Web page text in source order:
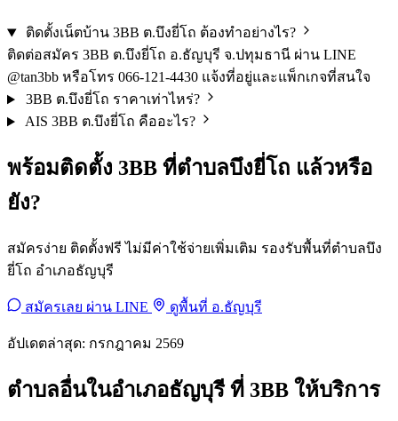
ติดตั้งเน็ตบ้าน 3BB ต.บึงยี่โถ ต้องทำอย่างไร?
ติดต่อสมัคร 3BB ต.บึงยี่โถ อ.ธัญบุรี จ.ปทุมธานี ผ่าน LINE
@tan3bb หรือโทร 066-121-4430 แจ้งที่อยู่และแพ็กเกจที่สนใจ
3BB ต.บึงยี่โถ ราคาเท่าไหร่?
AIS 3BB ต.บึงยี่โถ คืออะไร?
พร้อมติดตั้ง 3BB ที่ตำบลบึงยี่โถ แล้วหรือ
ยัง?
สมัครง่าย ติดตั้งฟรี ไม่มีค่าใช้จ่ายเพิ่มเติม รองรับพื้นที่ตำบลบึง
ยี่โถ อำเภอธัญบุรี
สมัครเลย ผ่าน LINE ดูพื้นที่ อ.ธัญบุรี
อัปเดตล่าสุด: กรกฎาคม 2569
ตำบลอื่นในอำเภอธัญบุรี ที่ 3BB ให้บริการ